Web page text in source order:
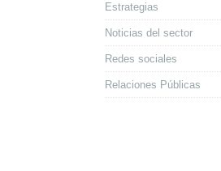
Estrategias
Noticias del sector
Redes sociales
Relaciones Públicas